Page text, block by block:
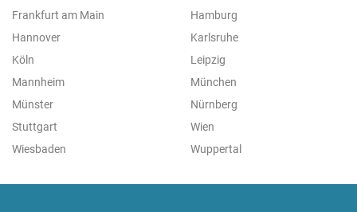
Frankfurt am Main
Hamburg
Hannover
Karlsruhe
Köln
Leipzig
Mannheim
München
Münster
Nürnberg
Stuttgart
Wien
Wiesbaden
Wuppertal